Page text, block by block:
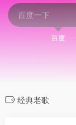
百度
经典老歌